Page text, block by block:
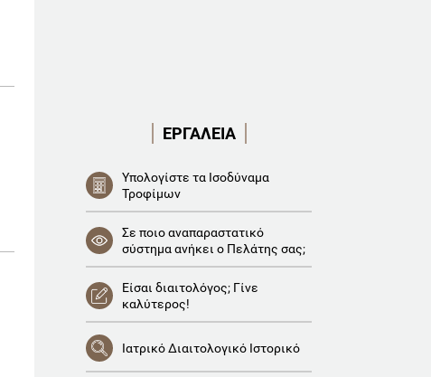
ΕΡΓΑΛΕΙΑ
Υπολογίστε τα Ισοδύναμα
Τροφίμων
Σε ποιο αναπαραστατικό
σύστημα ανήκει ο Πελάτης σας;
Είσαι διαιτολόγος; Γίνε
καλύτερος!
Ιατρικό Διαιτολογικό Ιστορικό